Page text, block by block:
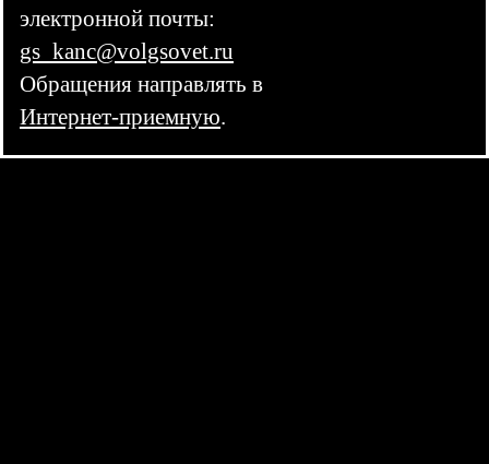
электронной почты:
gs_kanc@volgsovet.ru
Обращения направлять в
Интернет-приемную.